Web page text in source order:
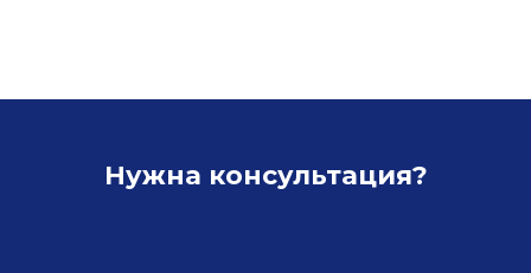
Нужна консультация?